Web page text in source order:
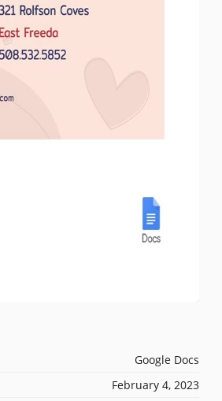
Google Docs
February 4, 2023